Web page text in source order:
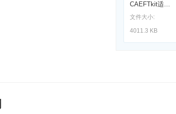
CAEFTkit适用于电快速瞬变脉冲群校验的负载电阻组件.pdf
文件大小:
4011.3 KB